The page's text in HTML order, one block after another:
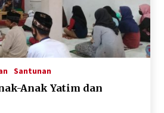
ago
Ta’jil di Bulan Ramadhan 1443 H
ago
Bulanan ; September 2021
ago
Santunan
Anak Yatim dan